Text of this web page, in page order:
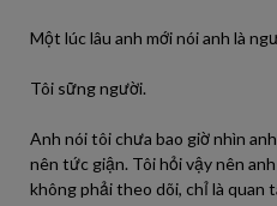
Một lúc lâu anh mới nói anh là
Tôi sững người.
Anh nói tôi chưa bao giờ nhìn
nên tức giận. Tôi hỏi vậy nên
không phải theo dõi, chỉ là quan